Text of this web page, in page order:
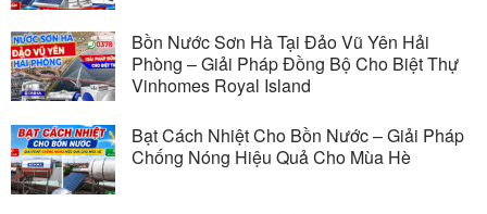
Bồn Nước Sơn Hà Tại Đảo Vũ Yên Hải
Phòng – Giải Pháp Đồng Bộ Cho Biệt Thự
Vinhomes Royal Island
Bạt Cách Nhiệt Cho Bồn Nước – Giải Pháp
Chống Nóng Hiệu Quả Cho Mùa Hè